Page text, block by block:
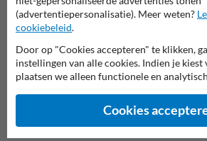
(advertentiepersonalisatie). Meer weten?
cookiebeleid.
Door op "Cookies accepteren" te klikken,
instellingen van alle cookies. Indien je kiest
plaatsen we alleen functionele en
Cookies